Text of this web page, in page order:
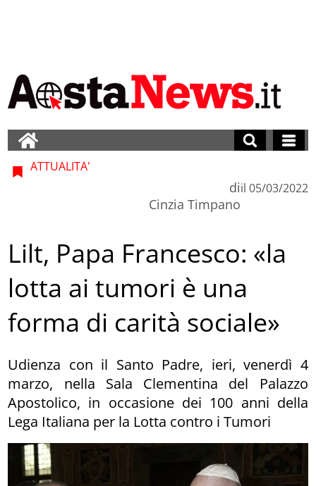
ATTUALITA'
di
Cinzia Timpano
il 05/03/2022
Lilt, Papa Francesco: «la
lotta ai tumori è una
forma di carità sociale»
Udienza con il Santo Padre, ieri, venerdì 4
marzo, nella Sala Clementina del Palazzo
Apostolico, in occasione dei 100 anni della
Lega Italiana per la Lotta contro i Tumori